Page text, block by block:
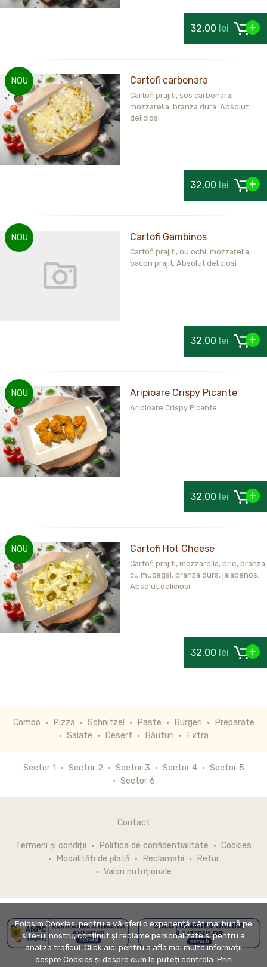
32,00 lei
NOU Cartofi carbonara
Cartofi prajiti, sos carbonara,
mozzarella, branza dura. Absolut
deliciosi
32,00 lei
NOU Cartofi Gambinos
Cartofi prajiti, ou ochi, mozzarella,
bacon prajit. Absolut deliciosi
32,00 lei
NOU Aripioare Crispy Picante
Aripioare Crispy Picante
32,00 lei
NOU Cartofi Hot Cheese
Cartofi prajiti, mozzarella, brie, branza
cu mucegai, branza dura, jalapenos.
Absolut deliciosi
32,00 lei
Combo Pizza Schnitzel Paste Burgeri
Preparate
Salate
Desert Băuturi Extra
Sector 1 Sector 2 Sector 3 Sector 4
Sector 5
Sector 6
Contact
Termeni și condiții Politica de confidentialitate
Cookies
Modalități de plată
Reclamații
Retur
Valori nutriționale
Folosim Cookies, pentru a vă oferi o experiență cât mai bună pe
site-ul nostru, conținut și reclame personalizate și pentru a
analiza traficul. Click aici pentru a afla mai multe informații
despre Cookies și despre cum le puteți controla. Prin